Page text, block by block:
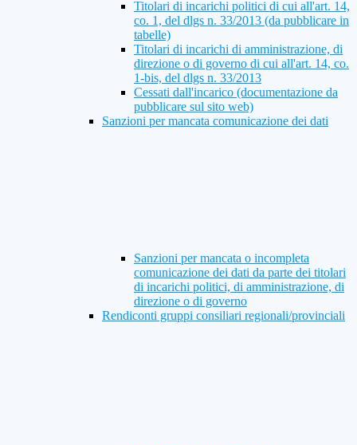
Titolari di incarichi politici di cui all'art. 14,
co. 1, del dlgs n. 33/2013 (da pubblicare in
tabelle)
Titolari di incarichi di amministrazione, di
direzione o di governo di cui all'art. 14, co.
1-bis, del dlgs n. 33/2013
Cessati dall'incarico (documentazione da
pubblicare sul sito web)
Sanzioni per mancata comunicazione dei dati
Sanzioni per mancata o incompleta
comunicazione dei dati da parte dei titolari
di incarichi politici, di amministrazione, di
direzione o di governo
Rendiconti gruppi consiliari regionali/provinciali